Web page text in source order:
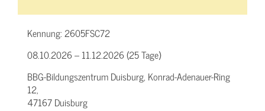
Kennung:2605FSC72
08.10.2026 – 11.12.2026 (25 Tage)
BBG-Bildungszentrum Duisburg, Konrad-Adenauer-Ring
12,
47167 Duisburg